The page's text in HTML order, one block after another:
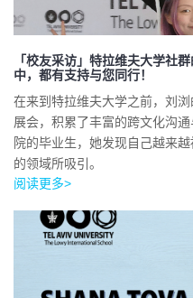
「校友采访」特拉维夫大学社
中，都有支持与您同行！
在来到特拉维夫大学之前，刘
展会，积累了丰富的跨文化沟
院的毕业生，她发现自己越来
的领域所吸引。
阅读更多>